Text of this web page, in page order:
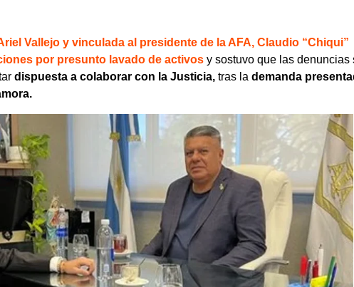
Vallejo y vinculada al presidente de la AFA, Claudio “Chiqui”
por presunto lavado de activos y sostuvo que las denuncias
dispuesta a colaborar con la Justicia, tras la demanda